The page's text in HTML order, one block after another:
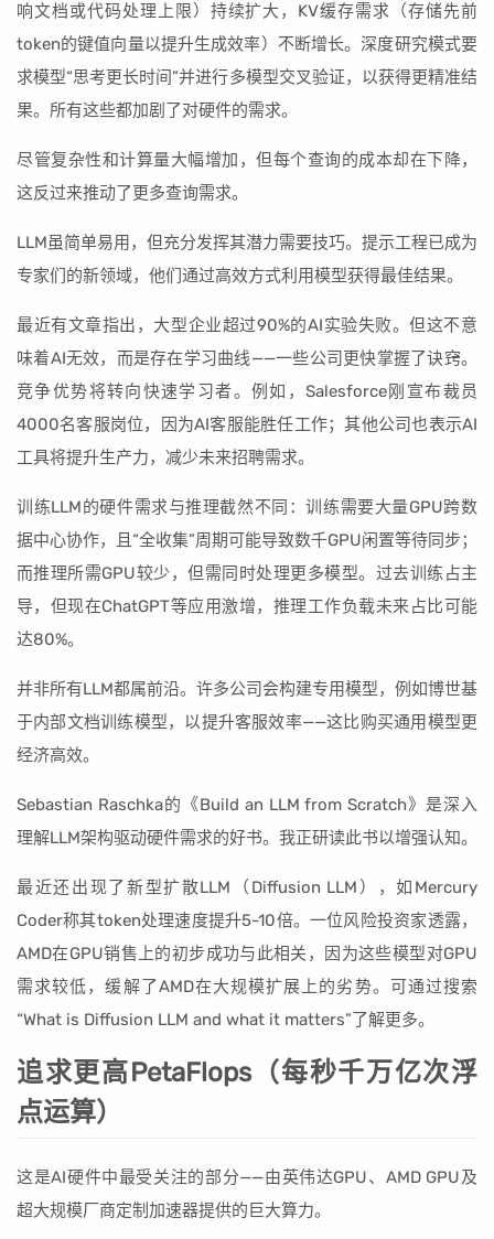
响文档或代码处理上限）持续扩大，KV缓存需求（存储先前
token的键值向量以提升生成效率）不断增长。深度研究模式要
求模型“思考更长时间”并进行多模型交叉验证，以获得更精准结
果。所有这些都加剧了对硬件的需求。
尽管复杂性和计算量大幅增加，但每个查询的成本却在下降，
这反过来推动了更多查询需求。
LLM虽简单易用，但充分发挥其潜力需要技巧。提示工程已成为
专家们的新领域，他们通过高效方式利用模型获得最佳结果。
最近有文章指出，大型企业超过90%的AI实验失败。但这不意
味着AI无效，而是存在学习曲线——一些公司更快掌握了诀窍。
竞争优势将转向快速学习者。例如，Salesforce刚宣布裁员
4000名客服岗位，因为AI客服能胜任工作；其他公司也表示AI
工具将提升生产力，减少未来招聘需求。
训练LLM的硬件需求与推理截然不同：训练需要大量GPU跨数
据中心协作，且“全收集”周期可能导致数千GPU闲置等待同步；
而推理所需GPU较少，但需同时处理更多模型。过去训练占主
导，但现在ChatGPT等应用激增，推理工作负载未来占比可能
达80%。
并非所有LLM都属前沿。许多公司会构建专用模型，例如博世基
于内部文档训练模型，以提升客服效率——这比购买通用模型更
经济高效。
Sebastian Raschka的《Build an LLM from Scratch》是深入
理解LLM架构驱动硬件需求的好书。我正研读此书以增强认知。
最近还出现了新型扩散LLM（Diffusion LLM），如Mercury
Coder称其token处理速度提升5-10倍。一位风险投资家透露，
AMD在GPU销售上的初步成功与此相关，因为这些模型对GPU
需求较低，缓解了AMD在大规模扩展上的劣势。可通过搜索
“What is Diffusion LLM and what it matters”了解更多。
追求更高PetaFlops（每秒千万亿次浮
点运算）
这是AI硬件中最受关注的部分——由英伟达GPU、AMD GPU及
超大规模厂商定制加速器提供的巨大算力。